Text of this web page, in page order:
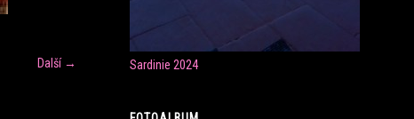
Další → Sardinie 2024